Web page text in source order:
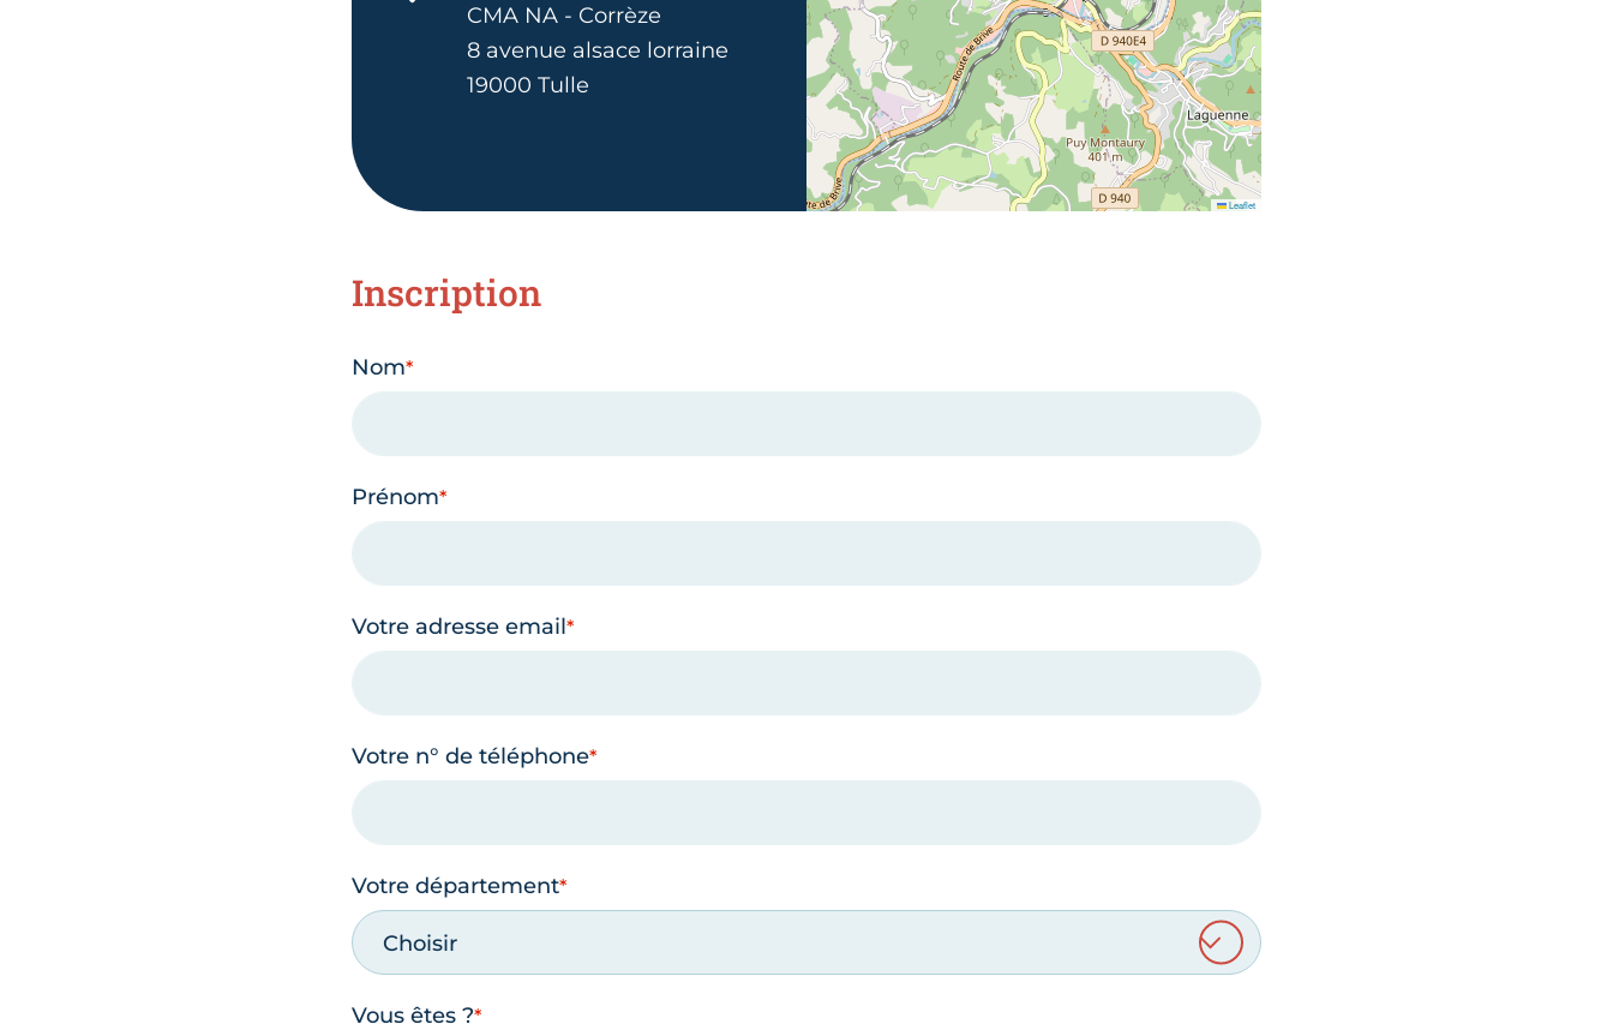
CMA NA - Corrèze
8 avenue alsace lorraine
19000 Tulle
Leaflet
Inscription
Nom
Prénom
Votre adresse email
Votre n° de téléphone
Votre département
Choisir
Vous êtes ?